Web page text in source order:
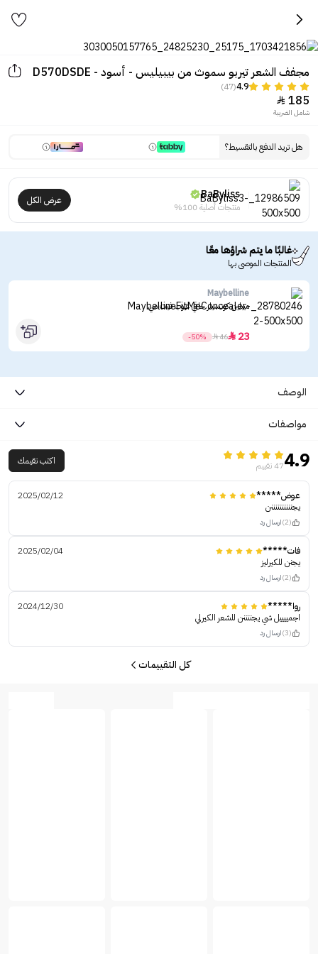
مجفف الشعر تيربو سموث من بيبيليس - أسود - D570DSDE
4.9
(47)
185

شامل الضريبة
هل تريد الدفع بالتقسيط؟
BaByliss
منتجات أصلية 100%
عرض الكل
غالبًا ما يتم شراؤها معًا
المنتجات الموصى بها
Maybelline
ميبلين كونسيلر خافي عيوب فيت مي
23

46

-50%
الوصف
مواصفات
4.947 تقييم اكتب تقيمك
عوض*****
2025/02/12
يجننننننننننن
(2) ارسال رد
فات*****
2025/02/04
يجنن للكيرليز
(2) ارسال رد
روا*****
2024/12/30
اجمييييل شي يجننننن للشعر الكيرلي
(3) ارسال رد
كل التقييمات